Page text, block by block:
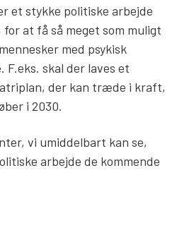
et stykke politiske arbejde
for at få så meget som muligt
med psykisk
F.eks. skal der laves et
der kan træde i kraft,
i 2030.
vi umiddelbart kan se,
arbejde de kommende